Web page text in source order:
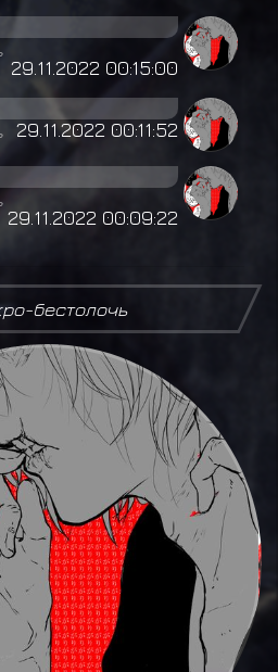
29.11.2022 00:15:00
29.11.2022 00:11:52
29.11.2022 00:09:22
бестолочь